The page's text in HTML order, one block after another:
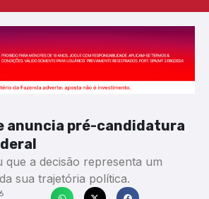
anuncia pré-candidatura
que a decisão representa um
sua trajetória política.